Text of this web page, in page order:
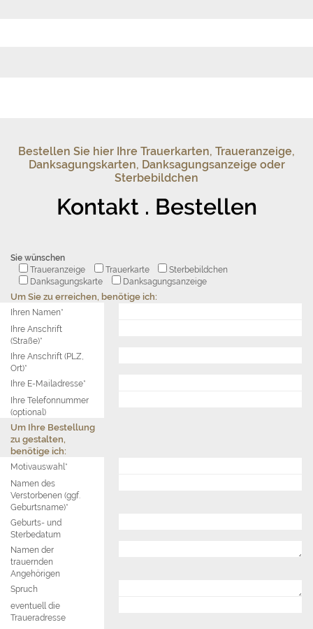
Bestellen Sie hier Ihre Trauerkarten, Traueranzeige,
Danksagungskarten, Danksagungsanzeige oder
Sterbebildchen
Kontakt . Bestellen
Sie wünschen
Traueranzeige
Trauerkarte
Sterbebildchen
Danksagungskarte
Danksagungsanzeige
Um Sie zu erreichen, benötige ich:
Ihren Namen*
Ihre Anschrift
(Straße)*
Ihre Anschrift (PLZ,
Ort)*
Ihre E-Mailadresse*
Ihre Telefonnummer
(optional)
Um Ihre Bestellung
zu gestalten,
benötige ich:
Motivauswahl*
Namen des
Verstorbenen (ggf.
Geburtsname)*
Geburts- und
Sterbedatum
Namen der
trauernden
Angehörigen
Spruch
eventuell die
Traueradresse